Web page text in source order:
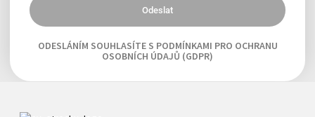
Odeslat
ODESLÁNÍM SOUHLASÍTE S PODMÍNKAMI PRO OCHRANU
OSOBNÍCH ÚDAJŮ (GDPR)